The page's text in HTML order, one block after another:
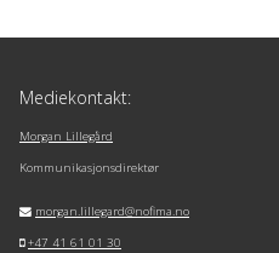
Mediekontakt:
Morgan Lillegård
Kommunikasjonsdirektør
morgan.lillegard@nofima.no
+47 41 61 01 30